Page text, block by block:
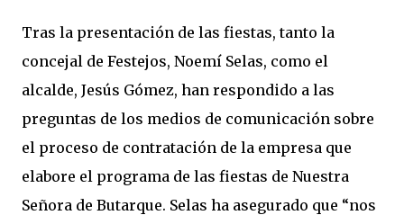
Tras la presentación de las fiestas, tanto la
concejal de Festejos, Noemí Selas, como el
alcalde, Jesús Gómez, han respondido a las
preguntas de los medios de comunicación sobre
el proceso de contratación de la empresa que
elabore el programa de las fiestas de Nuestra
Señora de Butarque. Selas ha asegurado que “nos